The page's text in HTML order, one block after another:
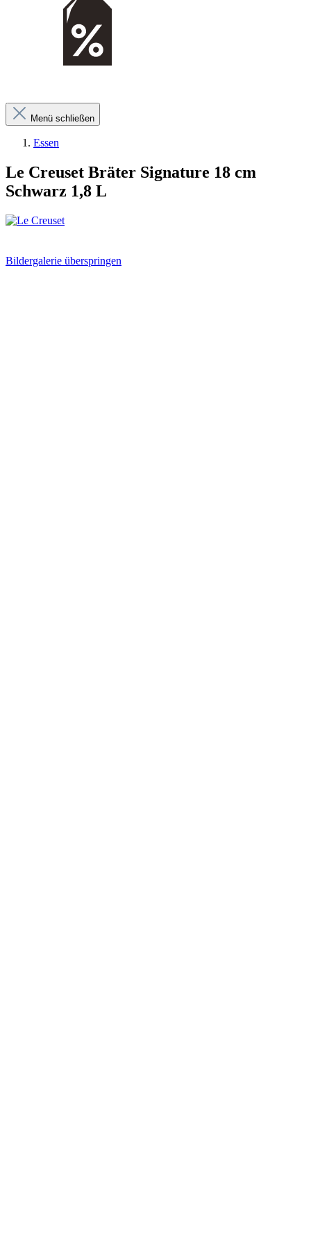
Menü schließen
Essen
Le Creuset Bräter Signature 18 cm
Schwarz 1,8 L
Bildergalerie überspringen